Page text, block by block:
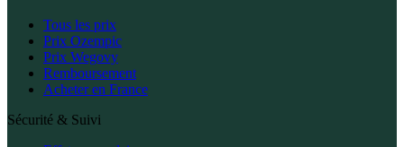
Tous les prix
Prix Ozempic
Prix Wegovy
Remboursement
Acheter en France
Sécurité & Suivi